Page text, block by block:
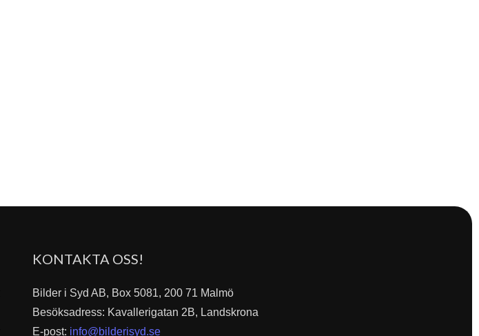
KONTAKTA OSS!
Bilder i Syd AB, Box 5081, 200 71 Malmö
Besöksadress: Kavallerigatan 2B, Landskrona
E-post: info@bilderisyd.se